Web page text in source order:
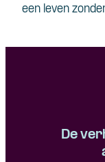
een leven
De